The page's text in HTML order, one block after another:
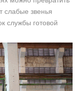
слабые звенья
службы готовой